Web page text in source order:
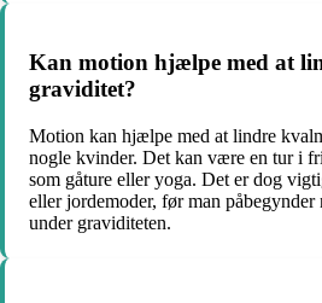
Kan motion hjælpe med at
graviditet?
Motion kan hjælpe med at lindre
nogle kvinder. Det kan være en tur i
som gåture eller yoga. Det er dog
eller jordemoder, før man
under graviditeten.